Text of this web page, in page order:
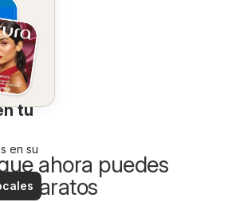
tu
en su
ahora puedes
baratos